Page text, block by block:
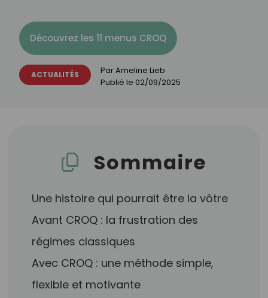
Découvrez les 11 menus CROQ
ACTUALITÉS ParAmeline Lieb
Publié le 02/09/2025
Sommaire
Une histoire qui pourrait être la vôtre
Avant CROQ : la frustration des
régimes classiques
Avec CROQ : une méthode simple,
flexible et motivante